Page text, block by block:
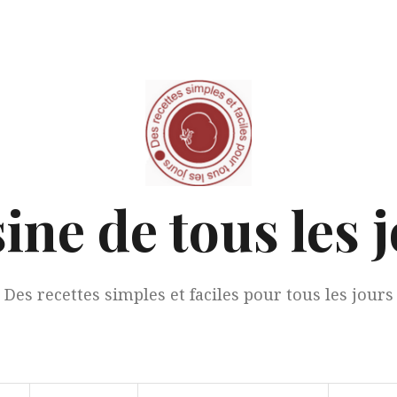
de tous les
Des recettes simples et faciles pour tous les jours